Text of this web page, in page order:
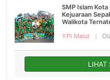
SMP Islam
Kejuaraan
Walikota
YPI Malut
LIHAT